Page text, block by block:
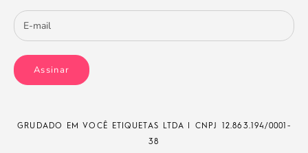
Assinar
GRUDADO EM VOCÊ ETIQUETAS LTDA | CNPJ
12.863.194/0001-
38